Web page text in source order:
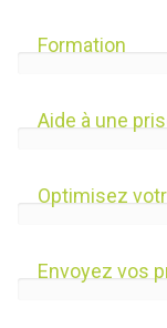
Formation
Aide à une
Optimisez
Envoyez vos